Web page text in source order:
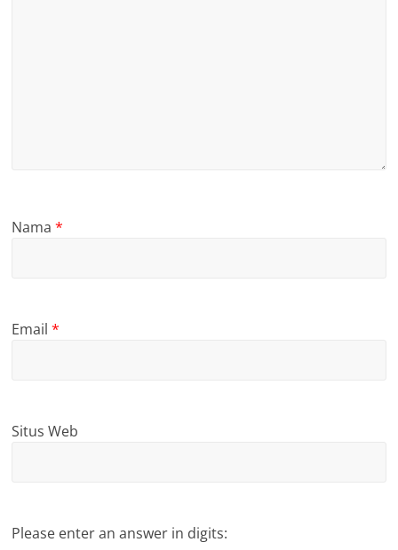
Nama*
Email*
Situs Web
Please enter an answer in digits: